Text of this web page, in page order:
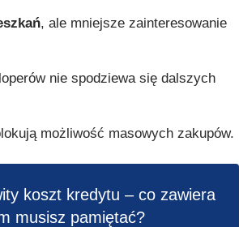
, ale mniejsze zainteresowanie
nie spodziewa się dalszych
możliwość masowych zakupów.
koszt kredytu – co zawiera
musisz pamiętać?